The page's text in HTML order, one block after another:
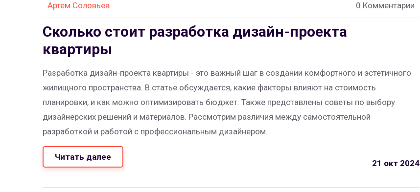
Артем Соловьев 0 Комментарии
Сколько стоит разработка дизайн-проекта
квартиры
Разработка дизайн-проекта квартиры - это важный шаг в создании комфортного и эстетичного
жилищного пространства. В статье обсуждается, какие факторы влияют на стоимость
планировки, и как можно оптимизировать бюджет. Также представлены советы по выбору
дизайнерских решений и материалов. Рассмотрим различия между самостоятельной
разработкой и работой с профессиональным дизайнером.
Читать далее
21 окт 2024